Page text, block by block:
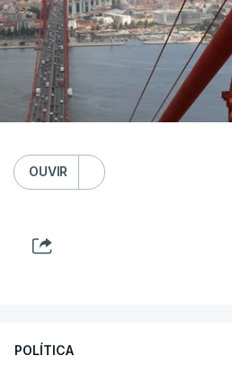
OUVIR
POLÍTICA